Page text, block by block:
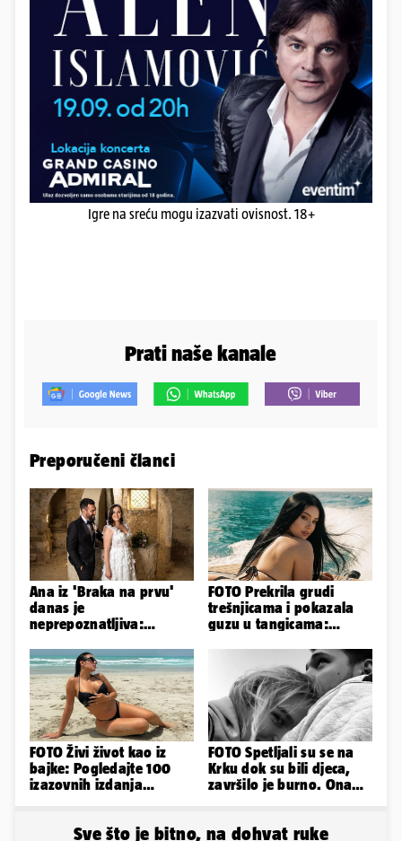
Igre na sreću mogu izazvati ovisnost. 18+
Prati naše kanale
Preporučeni članci
Ana iz 'Braka na prvu'
danas je
neprepoznatljiva:
ovako sad izgleda
FOTO Prekrila grudi
trešnjicama i pokazala
guzu u tangicama:
FOTO Živi život kao iz
bajke: Pogledajte 100
izazovnih izdanja
FOTO Spetljali su se na
Krku dok su bili djeca,
završilo je burno. Ona
Sve što je bitno, na dohvat ruke